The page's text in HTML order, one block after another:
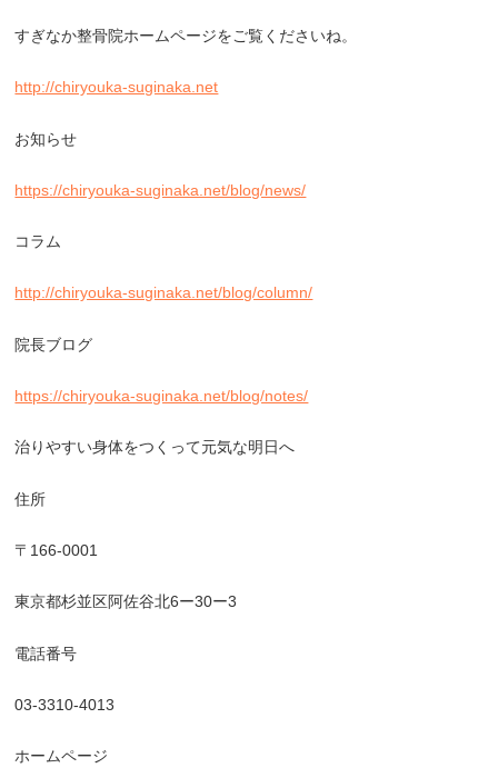
すぎなか整骨院ホームページをご覧くださいね。
http://chiryouka-suginaka.net
お知らせ
https://chiryouka-suginaka.net/blog/news/
コラム
http://chiryouka-suginaka.net/blog/column/
院長ブログ
https://chiryouka-suginaka.net/blog/notes/
治りやすい身体をつくって元気な明日へ
住所
〒 166-0001
東京都杉並区阿佐谷北6ー30ー3
電話番号
03-3310-4013
ホームページ